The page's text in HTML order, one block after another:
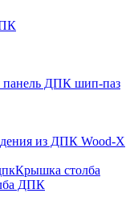
панель ДПК шип-паз
из ДПК Wood-X
Крышка столба
ДПК